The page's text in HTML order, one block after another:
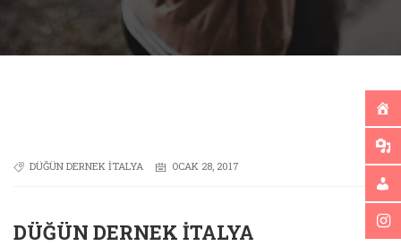
DÜĞÜN DERNEK İTALYA OCAK 28, 2017
DÜĞÜN DERNEK İTALYA